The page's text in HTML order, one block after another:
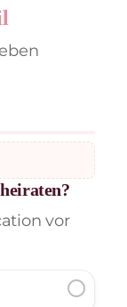
vor
radio_button_unchecked